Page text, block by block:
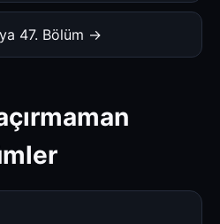
47. Bölüm →